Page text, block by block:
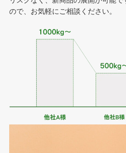
ので、お気軽にご相談ください。